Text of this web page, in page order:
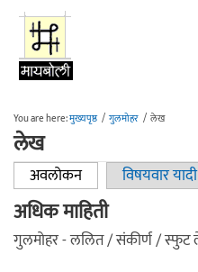
Skip to main content
You are here:मुख्यपृष्ठ / गुलमोहर / लेख
लेख
Primary tabs
अवलोकन(active tab)विषयवार यादी
अधिक माहिती
गुलमोहर - ललित / संकीर्ण /